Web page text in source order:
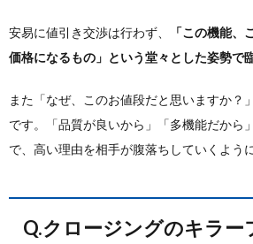
安易に値引き交渉は行わず、
「この機能、
価格になるもの」という堂々とした姿勢で
また「なぜ、このお値段だと思いますか？
です。「品質が良いから」「多機能だから
で、高い理由を相手が腹落ちしていくよう
Q.クロージングのキラーフレーズはあ